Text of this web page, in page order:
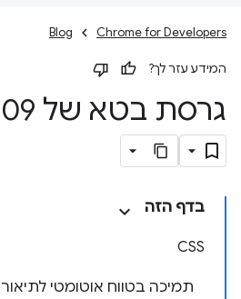
Chrome for Developers
Blog
המידע עזר לך?
גרסת בטא של Chrome 109
בדף הזה
CSS
תמיכה בטווח אוטומטי